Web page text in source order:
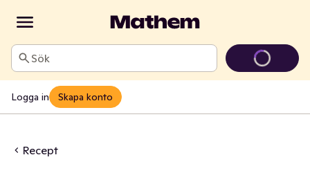
Sök
Logga in Skapa konto
Recept